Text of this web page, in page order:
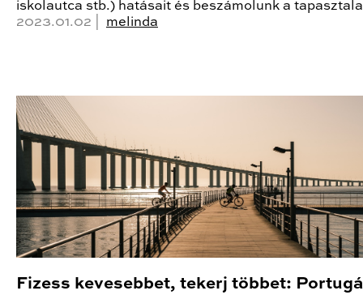
iskolautca stb.) hatásait és beszámolunk a
2023.01.02 | melinda
Fizess kevesebbet, tekerj többet: